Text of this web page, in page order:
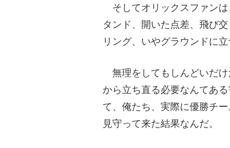
そしてオリックスファンは
タンド、開いた点差、飛び
リング、いやグラウンドに
無理をしてもしんどいだけ
から立ち直る必要なんてあ
て、俺たち、実際に優勝チ
見守って来た結果なんだ。